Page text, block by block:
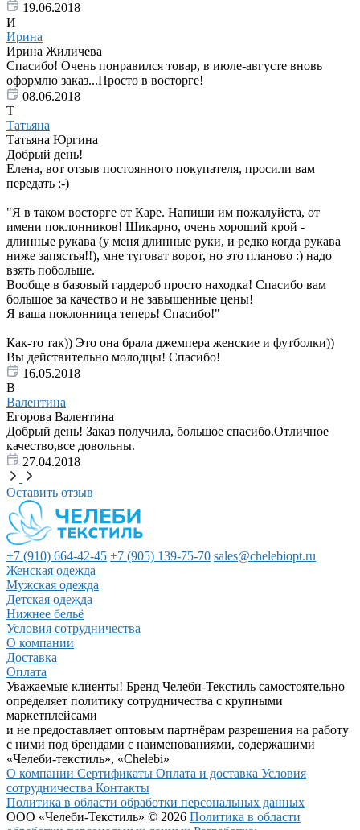
19.06.2018
И
Ирина
Ирина Жиличева
Спасибо! Очень понравился товар, в июле-августе вновь
оформлю заказ...Просто в восторге!
08.06.2018
Т
Татьяна
Татьяна Юргина
Добрый день!
Елена, вот отзыв постоянного покупателя, просили вам
передать ;-)
"Я в таком восторге от Каре. Напиши им пожалуйста, от
имени поклонников! Шикарно, очень хороший крой -
длинные рукава (у меня длинные руки, и редко когда рукава
ниже запястья!!), мне туговат ворот, но это планово :) надо
взять побольше.
Вообще в базовый гардероб просто находка! Спасибо вам
большое за качество и не завышенные цены!
Я ваша поклонница теперь! Спасибо!"
Как-то так)) Это она брала джемпера женские и футболки))
Вы действительно молодцы! Спасибо!
16.05.2018
В
Валентина
Егорова Валентина
Добрый день! Заказ получила, большое спасибо.Отличное
качество,все довольны.
27.04.2018
Оставить отзыв
+7 (910) 664-42-45 +7 (905) 139-75-70 sales@chelebiopt.ru
Женская одежда
Мужская одежда
Детская одежда
Нижнее бельё
Условия сотрудничества
О компании
Доставка
Оплата
Уважаемые клиенты! Бренд Челеби-Текстиль самостоятельно
определяет политику сотрудничества с крупными
маркетплейсами
и не предоставляет оптовым партнёрам разрешения на работу
с ними под брендами с наименованиями, содержащими
«Челеби-текстиль», «Chelebi»
О компании Сертификаты Оплата и доставка Условия
сотрудничества Контакты
Политика в области обработки персональных данных
ООО «Челеби-Текстиль» © 2026 Политика в области